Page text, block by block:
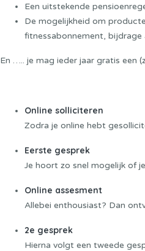
Een uitstekende
De mogelijkheid om
fitnessabonnement, bijdrage
En ….. je mag ieder jaar gratis een
Online solliciteren
Zodra je online hebt
Eerste gesprek
Je hoort zo snel mogelijk of
Online assesment
Allebei enthousiast? Dan
2e gesprek
Hierna volgt een tweede